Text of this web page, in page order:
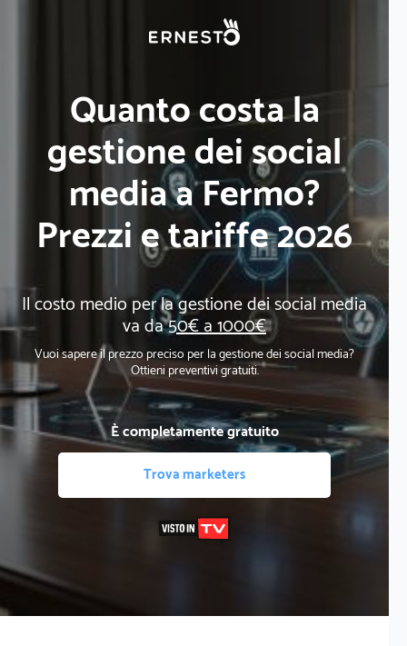
Quanto costa la
gestione dei social
media a Fermo?
Prezzi e tariffe 2026
Il costo medio per la gestione dei social media
va da50€ a 1000€
Vuoi sapere il prezzo preciso per la gestione dei social media?
Ottieni preventivi gratuiti.
È completamente gratuito
Trova marketers